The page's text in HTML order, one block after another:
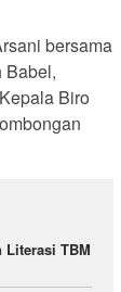
bersama
Babel,
Biro
TBM